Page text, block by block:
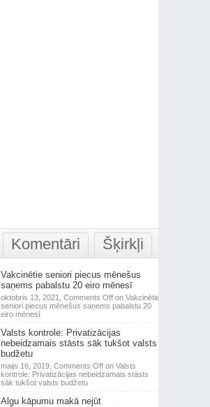
Komentāri Šķirkļi
Vakcinētie seniori piecus mēnešus
saņems pabalstu 20 eiro mēnesī
oktobris 13, 2021, Comments Offon Vakcinētie
seniori piecus mēnešus saņems pabalstu 20
eiro mēnesī
Valsts kontrole: Privatizācijas
nebeidzamais stāsts sāk tukšot valsts
budžetu
maijs 16, 2019, Comments Offon Valsts
kontrole: Privatizācijas nebeidzamais stāsts
sāk tukšot valsts budžetu
Algu kāpumu makā nejūt